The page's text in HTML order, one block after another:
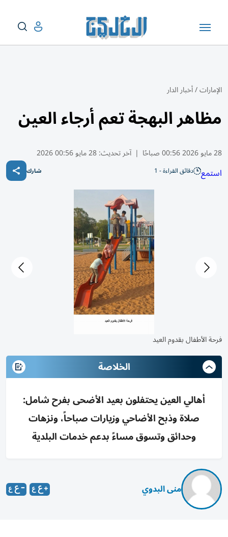
الإمارات/أخبار الدار
مظاهر البهجة تعم أرجاء العين
28 مايو 2026 00:56 صباحًا | آخر تحديث:28 مايو 00:56 2026
استمع دقائق القراءة - 1 شارك
أسرة تستمتع بأجواء العيد في حديقة الجاهلي بالعين
فرحة الأطفال بقدوم العيد
الخلاصة
أهالي العين يحتفلون بعيد الأضحى بفرح شامل:
صلاة وذبح الأضاحي وزيارات صباحاً، ونزهات
وحدائق وتسوق مساءً بدعم خدمات البلدية
منى البدوي